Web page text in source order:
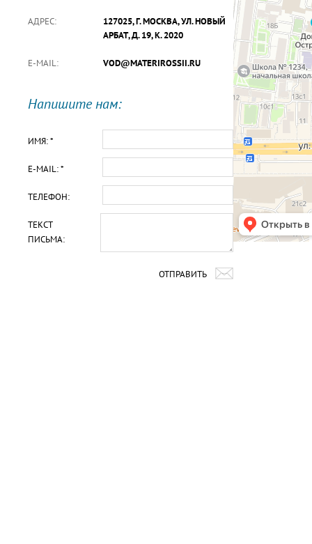
АДРЕС:
127025, Г. МОСКВА, УЛ. НОВЫЙ
АРБАТ, Д. 19, К. 2020
E-MAIL: VOD@MATERIROSSII.RU
Напишите нам:
ИМЯ: *
E-MAIL: *
ТЕЛЕФОН:
ТЕКСТ
ПИСЬМА:
ОТПРАВИТЬ